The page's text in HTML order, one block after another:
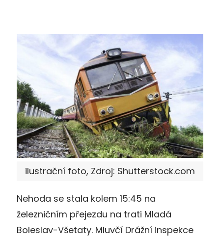
ilustrační foto, Zdroj: Shutterstock.com
Nehoda se stala kolem 15:45 na
železničním přejezdu na trati Mladá
Boleslav-Všetaty. Mluvčí Drážní inspekce